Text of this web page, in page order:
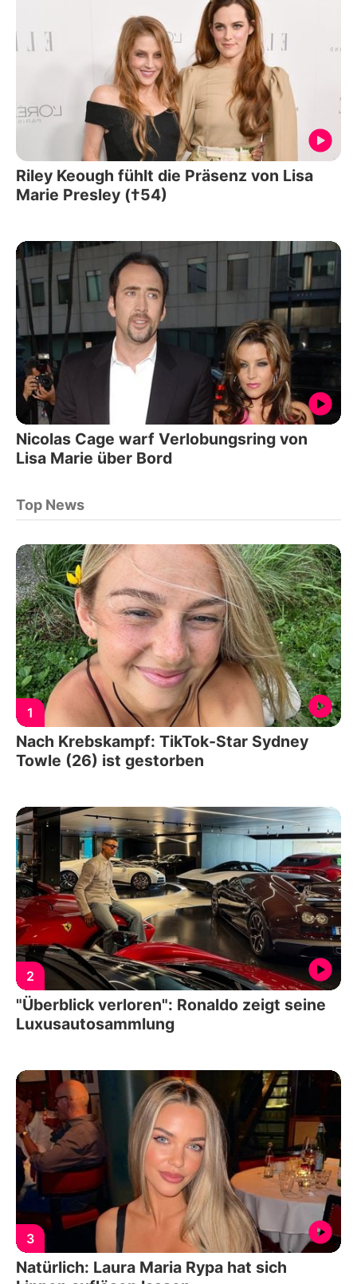
Riley Keough fühlt die Präsenz von Lisa
Marie Presley (†54)
Nicolas Cage warf Verlobungsring von
Lisa Marie über Bord
Top News
1
Nach Krebskampf: TikTok-Star Sydney
Towle (26) ist gestorben
2
"Überblick verloren": Ronaldo zeigt seine
Luxusautosammlung
3
Natürlich: Laura Maria Rypa hat sich